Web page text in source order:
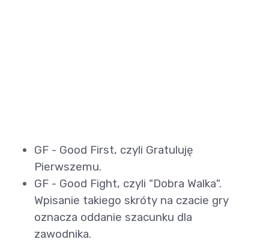
GF - Good First, czyli Gratuluję
Pierwszemu.
GF - Good Fight, czyli "Dobra Walka".
Wpisanie takiego skróty na czacie gry
oznacza oddanie szacunku dla
zawodnika.